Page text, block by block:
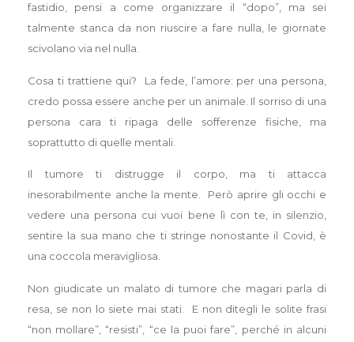
fastidio, pensi a come organizzare il “dopo”, ma sei
talmente stanca da non riuscire a fare nulla, le giornate
scivolano via nel nulla.
Cosa ti trattiene qui? La fede, l’amore: per una persona,
credo possa essere anche per un animale. Il sorriso di una
persona cara ti ripaga delle sofferenze fisiche, ma
soprattutto di quelle mentali.
Il tumore ti distrugge il corpo, ma ti attacca
inesorabilmente anche la mente. Però aprire gli occhi e
vedere una persona cui vuoi bene lì con te, in silenzio,
sentire la sua mano che ti stringe nonostante il Covid, è
una coccola meravigliosa.
Non giudicate un malato di tumore che magari parla di
resa, se non lo siete mai stati. E non ditegli le solite frasi
“non mollare”, “resisti”, “ce la puoi fare”, perché in alcuni